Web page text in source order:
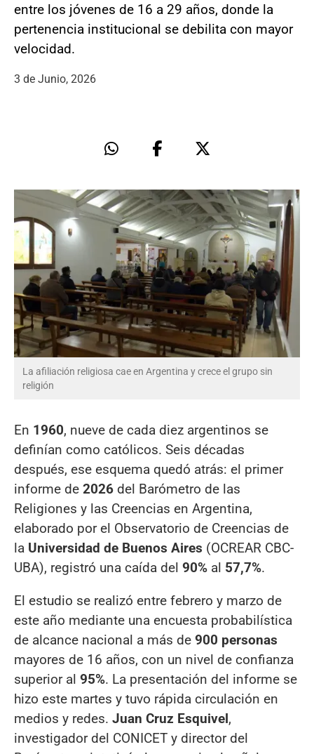
entre los jóvenes de 16 a 29 años, donde la
pertenencia institucional se debilita con mayor
velocidad.
3 de Junio, 2026
La afiliación religiosa cae en Argentina y crece el grupo sin
religión
En 1960, nueve de cada diez argentinos se
definían como católicos. Seis décadas
después, ese esquema quedó atrás: el primer
informe de 2026 del Barómetro de las
Religiones y las Creencias en Argentina,
elaborado por el Observatorio de Creencias de
la Universidad de Buenos Aires (OCREAR CBC-
UBA), registró una caída del 90% al 57,7%.
El estudio se realizó entre febrero y marzo de
este año mediante una encuesta probabilística
de alcance nacional a más de 900 personas
mayores de 16 años, con un nivel de confianza
superior al 95%. La presentación del informe se
hizo este martes y tuvo rápida circulación en
medios y redes. Juan Cruz Esquivel,
investigador del CONICET y director del